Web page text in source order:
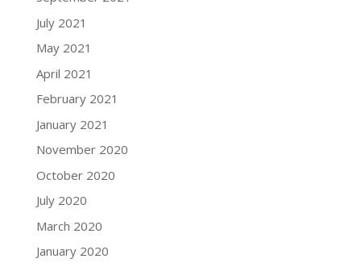
July 2021
May 2021
April 2021
February 2021
January 2021
November 2020
October 2020
July 2020
March 2020
January 2020